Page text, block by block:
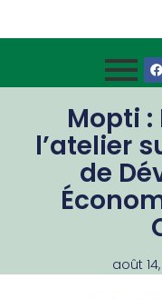
Mopti
l’atelier
de
août